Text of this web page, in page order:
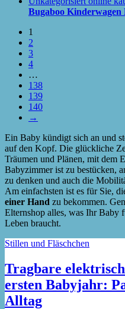
Bugaboo
1
2
3
4
…
138
139
140
→
Ein Baby kündigt sich an und
auf den Kopf. Die glückliche
Träumen und Plänen, mit dem
Babyzimmer ist zu bestücken,
zu denken und auch die
Am einfachsten ist es für Sie,
einer Hand zu bekommen.
Elternshop alles, was Ihr Baby
Leben braucht.
Stillen und Fläschchen
Tragbare
ersten Babyjahr:
Alltag